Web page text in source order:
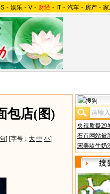
S - 娱乐 - V - 财经 - IT - 汽车 - 房产 -
包店(图)
] [字号： 大 中 小]
央视质疑29
石首网站被
宋美龄牛奶